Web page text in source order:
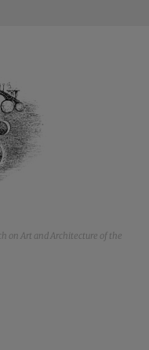
on Art and Architecture of the